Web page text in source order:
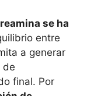
se ha
entre
a generar
de
final. Por